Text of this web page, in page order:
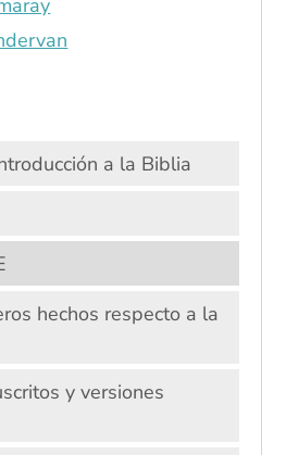
a la Biblia
hechos respecto a la
y versiones